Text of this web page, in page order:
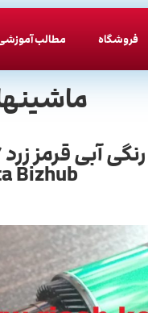
فروشگاه مطالب
Bizhub